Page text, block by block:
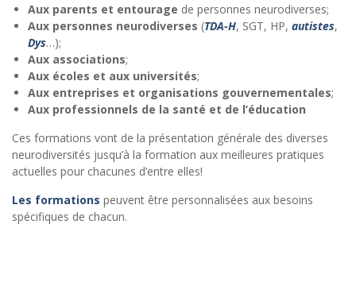
Aux parents et entourage de personnes neurodiverses;
Aux personnes neurodiverses (TDA-H, SGT, HP, autistes,
Dys…);
Aux associations;
Aux écoles et aux universités;
Aux entreprises et organisations gouvernementales;
Aux professionnels de la santé et de l’éducation
Ces formations vont de la présentation générale des diverses
neurodiversités jusqu’à la formation aux meilleures pratiques
actuelles pour chacunes d’entre elles!
Les formations peuvent être personnalisées aux besoins
spécifiques de chacun.